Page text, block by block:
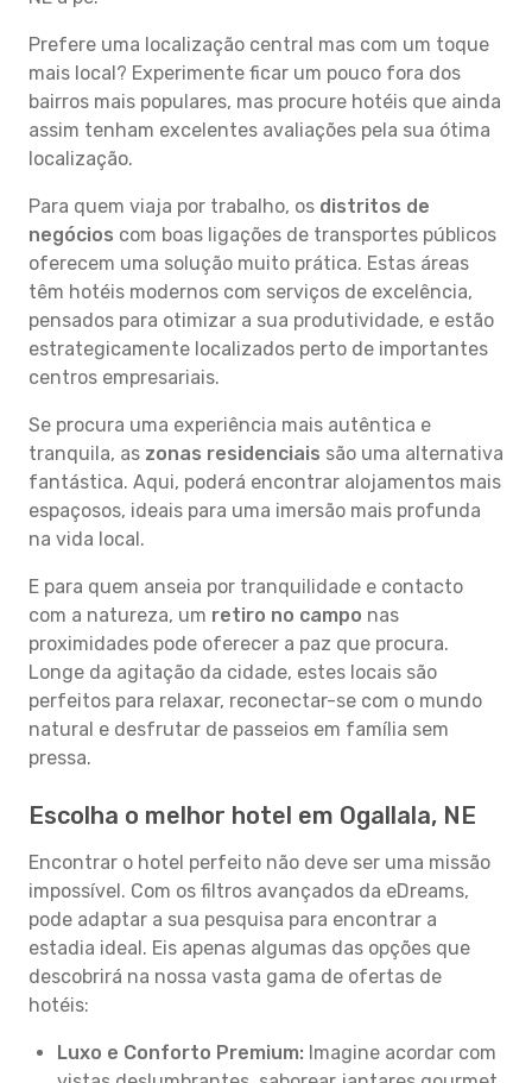
Prefere uma localização central mas com um toque
mais local? Experimente ficar um pouco fora dos
bairros mais populares, mas procure hotéis que ainda
assim tenham excelentes avaliações pela sua ótima
localização.
Para quem viaja por trabalho, os distritos de
negócios com boas ligações de transportes públicos
oferecem uma solução muito prática. Estas áreas
têm hotéis modernos com serviços de excelência,
pensados para otimizar a sua produtividade, e estão
estrategicamente localizados perto de importantes
centros empresariais.
Se procura uma experiência mais autêntica e
tranquila, as zonas residenciais são uma alternativa
fantástica. Aqui, poderá encontrar alojamentos mais
espaçosos, ideais para uma imersão mais profunda
na vida local.
E para quem anseia por tranquilidade e contacto
com a natureza, um retiro no campo nas
proximidades pode oferecer a paz que procura.
Longe da agitação da cidade, estes locais são
perfeitos para relaxar, reconectar-se com o mundo
natural e desfrutar de passeios em família sem
pressa.
Escolha o melhor hotel em Ogallala, NE
Encontrar o hotel perfeito não deve ser uma missão
impossível. Com os filtros avançados da eDreams,
pode adaptar a sua pesquisa para encontrar a
estadia ideal. Eis apenas algumas das opções que
descobrirá na nossa vasta gama de ofertas de
hotéis:
Luxo e Conforto Premium: Imagine acordar com